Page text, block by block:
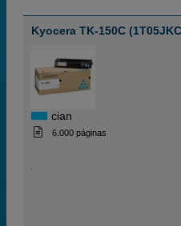
Kyocera TK-150C
cian
6.000 páginas